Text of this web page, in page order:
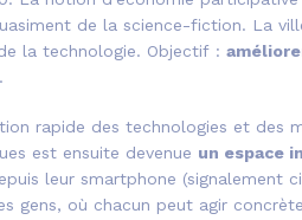
de la science-fiction. La
la technologie. Objectif :
.
rapide des technologies et des
est ensuite devenue un espace
leur smartphone (signalement
gens, où chacun peut agir